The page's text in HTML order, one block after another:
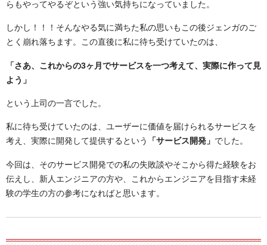
らもやってやるぞという強い気持ちになっていました。
しかし！！！そんなやる気に満ちた私の思いもこの後ジェンガのご
とく崩れ落ちます。この直後に私に待ち受けていたのは、
「さあ、これからの3ヶ月でサービスを一つ考えて、実際に作って見
よう」
という上司の一言でした。
私に待ち受けていたのは、ユーザーに価値を届けられるサービスを
考え、実際に開発して提供するという
「サービス開発」 でした。
今回は、そのサービス開発での私の失敗談やそこから得た経験をお
伝えし、新人エンジニアの方や、これからエンジニアを目指す未経
験の学生の方の参考になればと思います。